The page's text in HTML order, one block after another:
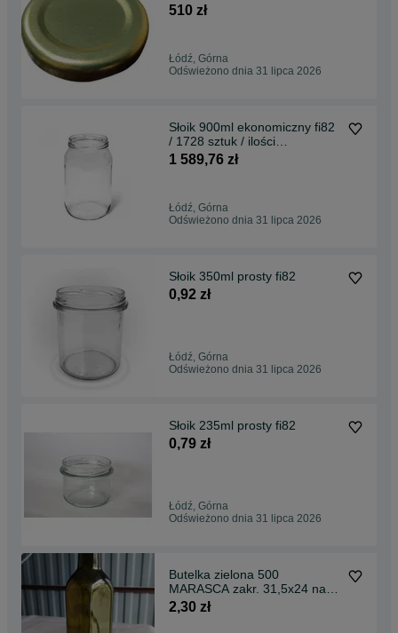
510 zł
Łódź, Górna
Odświeżono dnia 31 lipca 2026
Słoik 900ml ekonomiczny fi82
/ 1728 sztuk / ilości
całopaletowe /
1 589,76 zł
Łódź, Górna
Odświeżono dnia 31 lipca 2026
Słoik 350ml prosty fi82
0,92 zł
Łódź, Górna
Odświeżono dnia 31 lipca 2026
Słoik 235ml prosty fi82
0,79 zł
Łódź, Górna
Odświeżono dnia 31 lipca 2026
Butelka zielona 500
MARASCA zakr. 31,5x24 na
oliwę
2,30 zł